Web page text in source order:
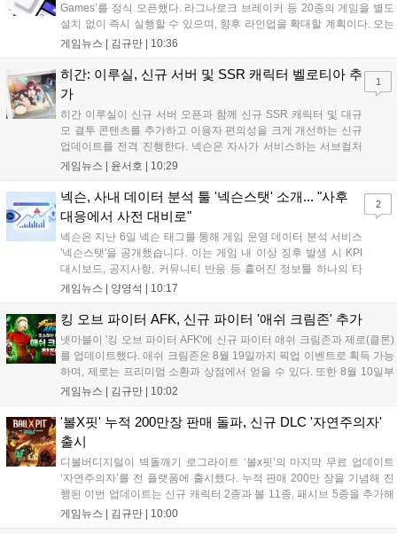
Games’를 정식 오픈했다. 라그나로크 브레이커 등 20종의 게임을 별도
설치 없이 즉시 실행할 수 있으며, 향후 라인업을 확대할 계획이다. 오는
11일부터는 게임 실행 시 할인 쿠폰을 지급하는 오픈 기념 이벤트도 진
있는 환경을 조성해 창작자와 이용자 모두에게 새로운 경험을 제공할 것
으로 기대된다....
게임뉴스 | 김규만 10:36
히간: 이루실, 신규 서버 및 SSR 캐릭터 벨로티아 추
가
히간 이루실이 신규 서버 오픈과 함께 신규 SSR 캐릭터 및 대규
모 결투 콘텐츠를 추가하고 이용자 편의성을 크게 개선하는 신규
업데이트를 전격 진행한다. 넥슨은 자사가 서비스하는 서브컬처
게임 히간 이루실에 신규 서버 'world3'을 개설하고 신규 캐릭터
이번 업데이트를 통해 어둠 속 서큐버스...
게임뉴스 | 윤서호 10:29
1
넥슨, 사내 데이터 분석 툴 '넥슨스탯' 소개... "사후
대응에서 사전 대비로"
넥슨은 지난 6일 넥슨 태그를 통해 게임 운영 데이터 분석 서비스
'넥슨스탯'을 공개했습니다. 이는 게임 내 이상 징후 발생 시 KPI
대시보드, 공지사항, 커뮤니티 반응 등 흩어진 정보를 하나의 타
임라인에 연결해 원인을 빠르게 파악하도록 돕는 관제 허브입니
중심의 운영 방식을 사전 대비 체계로 전환하며 데이터 기반의 효
율적인 의사결정을 지원하고 있습니다....
게임뉴스 | 양영석 10:17
2
킹 오브 파이터 AFK, 신규 파이터 '애쉬 크림존' 추가
넷마블이 '킹 오브 파이터 AFK'에 신규 파이터 애쉬 크림존과 제로(클론)
를 업데이트했다. 애쉬 크림존은 8월 19일까지 픽업 이벤트로 획득 가능
하며, 제로는 프리미엄 소환과 상점에서 얻을 수 있다. 또한 8월 10일부
터 14일까지 럭키 엘피 이벤트로 론을, 13일부터 26일까지 트로피칼 아
로 전략적 전투의 재미가 더욱 강화될 것으로 기대된다....
게임뉴스 | 김규만 10:02
'볼X핏' 누적 200만장 판매 돌파, 신규 DLC '자연주의자'
출시
디볼버디지털이 벽돌깨기 로그라이트 ‘볼x핏’의 마지막 무료 업데이트
‘자연주의자’를 전 플랫폼에 출시했다. 누적 판매 200만 장을 기념해 진
행된 이번 업데이트는 신규 캐릭터 2종과 볼 11종, 패시브 5종을 추가해
전략적 재미를 높였다. 게임은 PC와 콘솔, 모바일에서 한글판으로 즐길
게임뉴스 | 김규만 10:00